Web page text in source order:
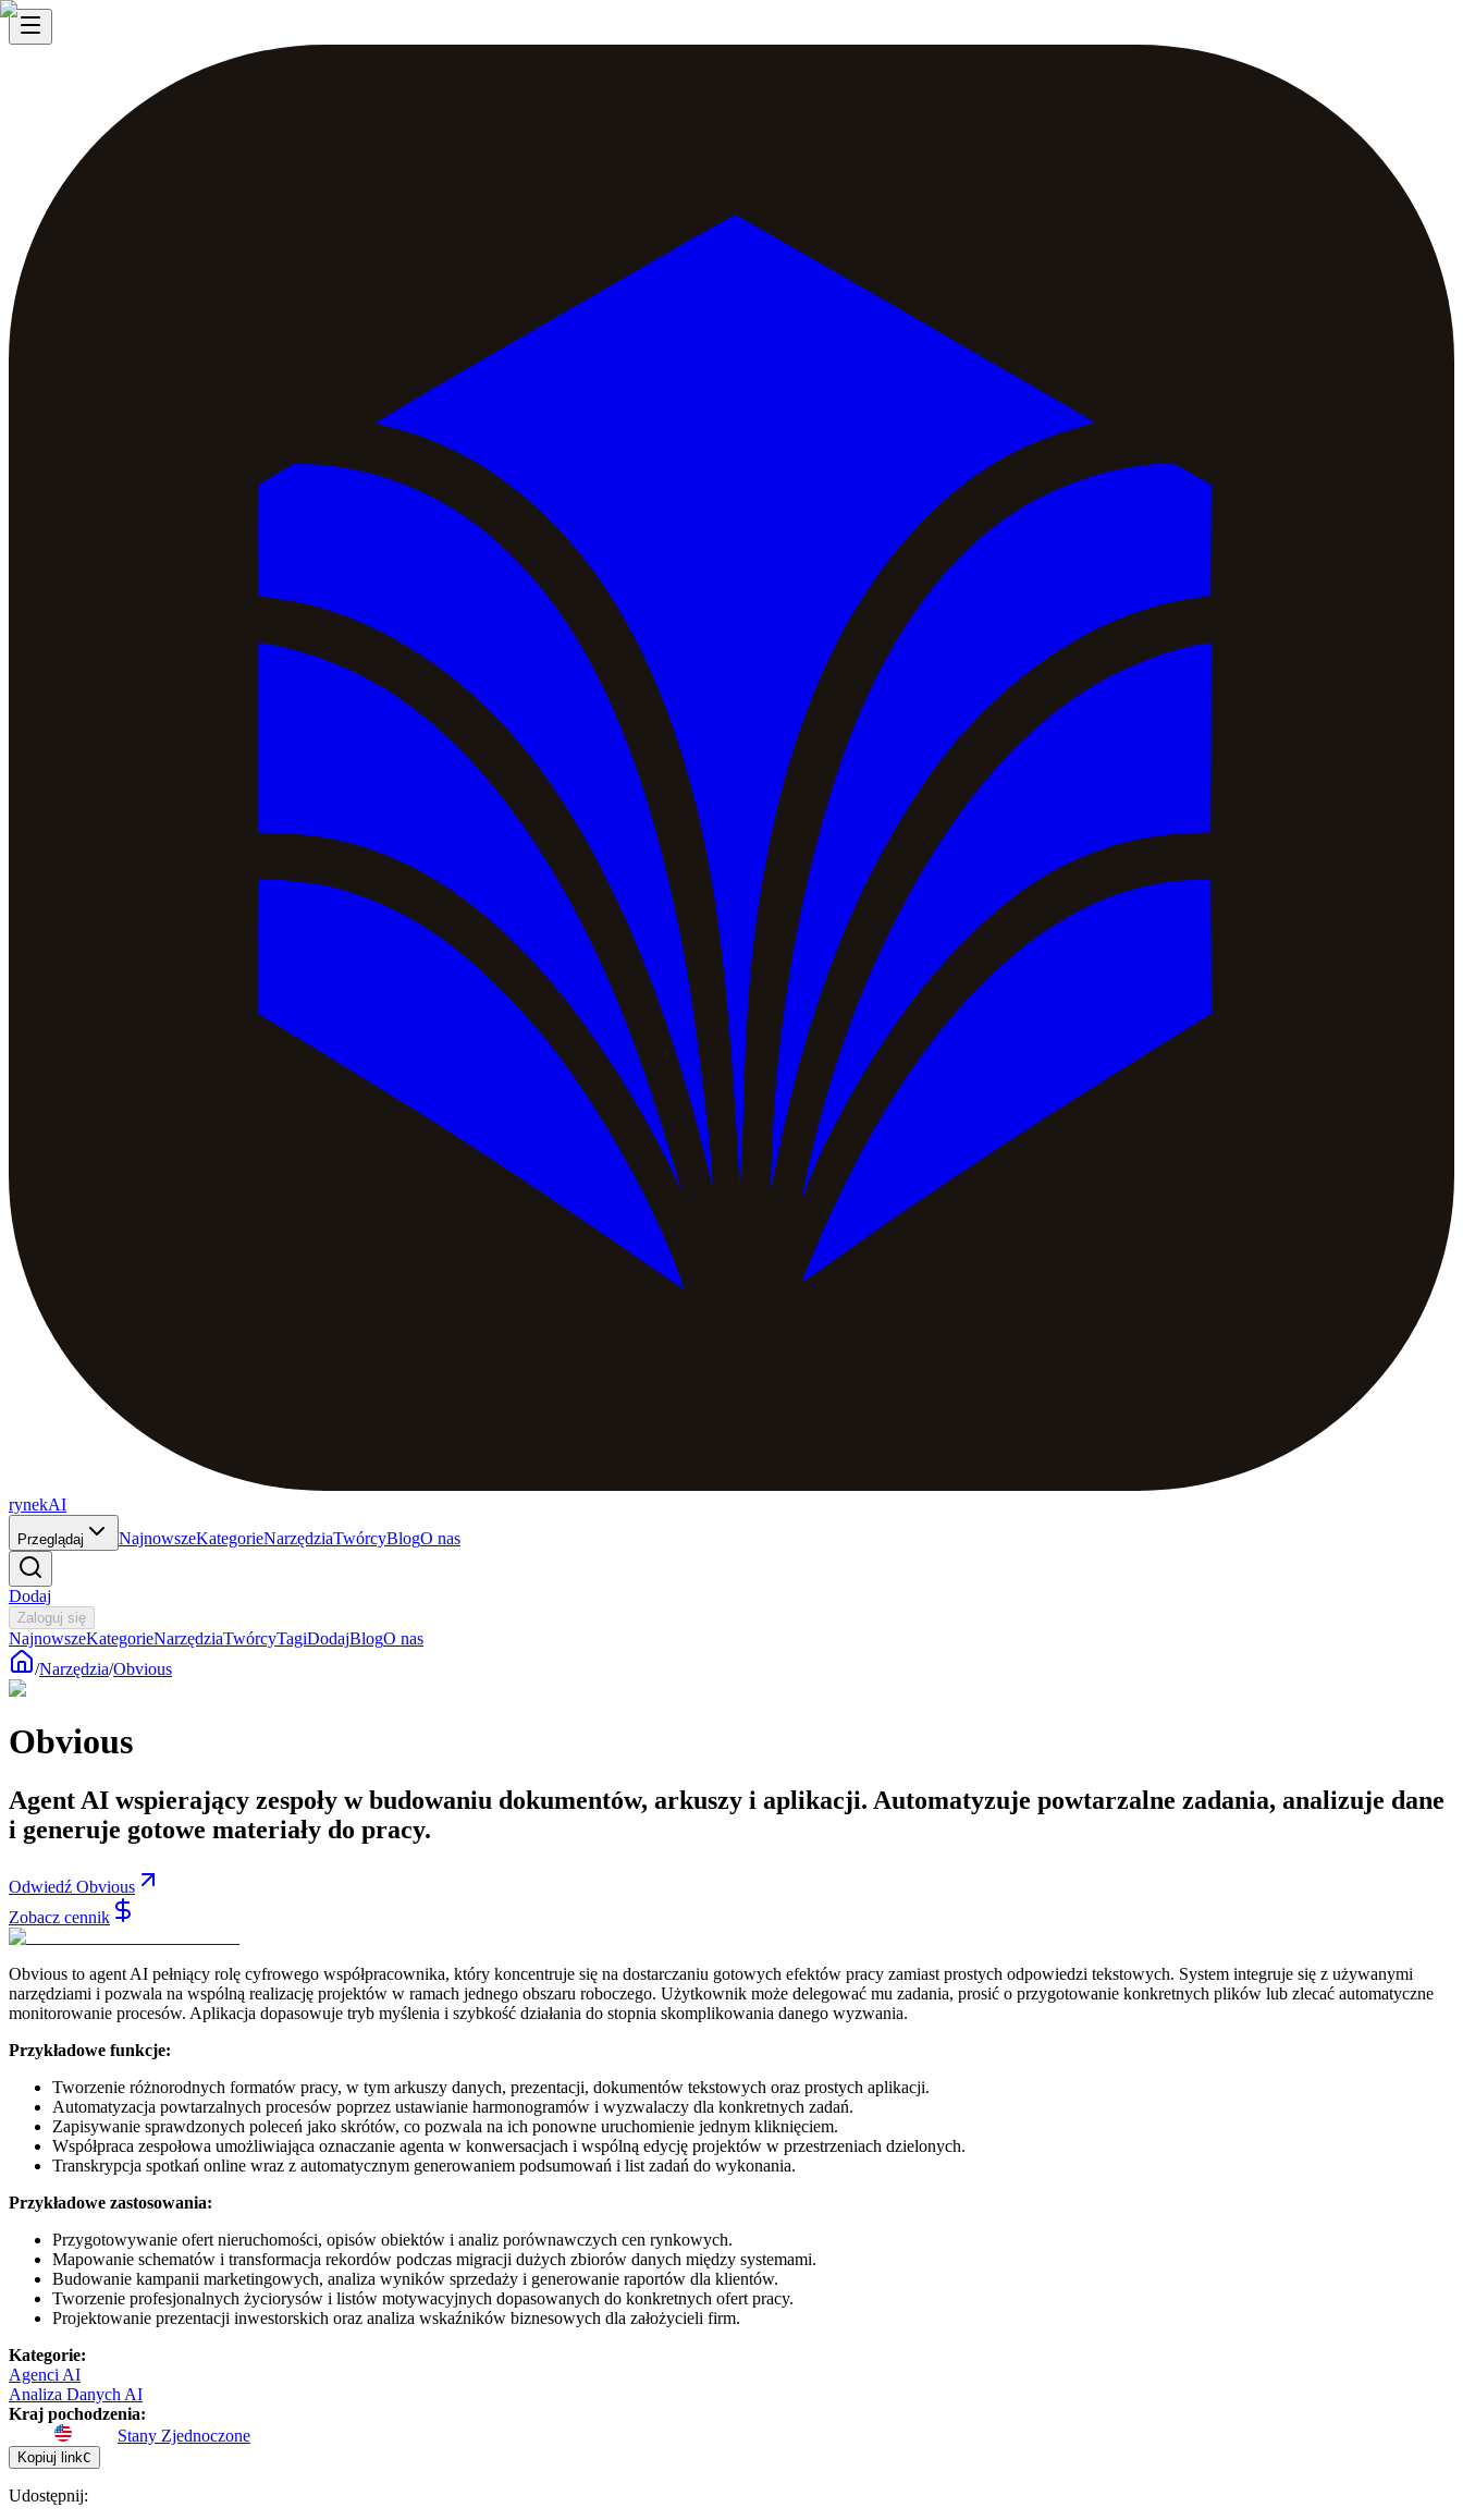
rynekAI
Przeglądaj NajnowszeKategorieNarzędziaTwórcyBlogO nas
Dodaj
Zaloguj się
NajnowszeKategorieNarzędziaTwórcyTagiDodajBlogO nas
/Narzędzia/Obvious
Obvious
Agent AI wspierający zespoły w budowaniu dokumentów, arkuszy i aplikacji. Automatyzuje powtarzalne zadania, analizuje dane
i generuje gotowe materiały do pracy.
Odwiedź Obvious
Zobacz cennik
Obvious to agent AI pełniący rolę cyfrowego współpracownika, który koncentruje się na dostarczaniu gotowych efektów pracy zamiast prostych odpowiedzi tekstowych. System integruje się z używanymi
narzędziami i pozwala na wspólną realizację projektów w ramach jednego obszaru roboczego. Użytkownik może delegować mu zadania, prosić o przygotowanie konkretnych plików lub zlecać automatyczne
monitorowanie procesów. Aplikacja dopasowuje tryb myślenia i szybkość działania do stopnia skomplikowania danego wyzwania.
Przykładowe funkcje:
Tworzenie różnorodnych formatów pracy, w tym arkuszy danych, prezentacji, dokumentów tekstowych oraz prostych aplikacji.
Automatyzacja powtarzalnych procesów poprzez ustawianie harmonogramów i wyzwalaczy dla konkretnych zadań.
Zapisywanie sprawdzonych poleceń jako skrótów, co pozwala na ich ponowne uruchomienie jednym kliknięciem.
Współpraca zespołowa umożliwiająca oznaczanie agenta w konwersacjach i wspólną edycję projektów w przestrzeniach dzielonych.
Transkrypcja spotkań online wraz z automatycznym generowaniem podsumowań i list zadań do wykonania.
Przykładowe zastosowania:
Przygotowywanie ofert nieruchomości, opisów obiektów i analiz porównawczych cen rynkowych.
Mapowanie schematów i transformacja rekordów podczas migracji dużych zbiorów danych między systemami.
Budowanie kampanii marketingowych, analiza wyników sprzedaży i generowanie raportów dla klientów.
Tworzenie profesjonalnych życiorysów i listów motywacyjnych dopasowanych do konkretnych ofert pracy.
Projektowanie prezentacji inwestorskich oraz analiza wskaźników biznesowych dla założycieli firm.
Kategorie:
Agenci AI
Analiza Danych AI
Kraj pochodzenia:
Stany Zjednoczone
Kopiuj linkC
Udostępnij: